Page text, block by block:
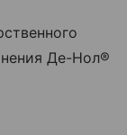
Де-Нол®